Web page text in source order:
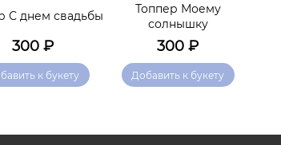
С днем свадьбы
300 ₽
к букету
Топпер Моему
солнышку
300 ₽
Добавить к букету